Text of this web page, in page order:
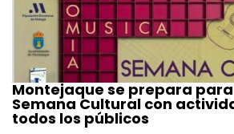
Montejaque se prepara
Semana Cultural con
todos los públicos